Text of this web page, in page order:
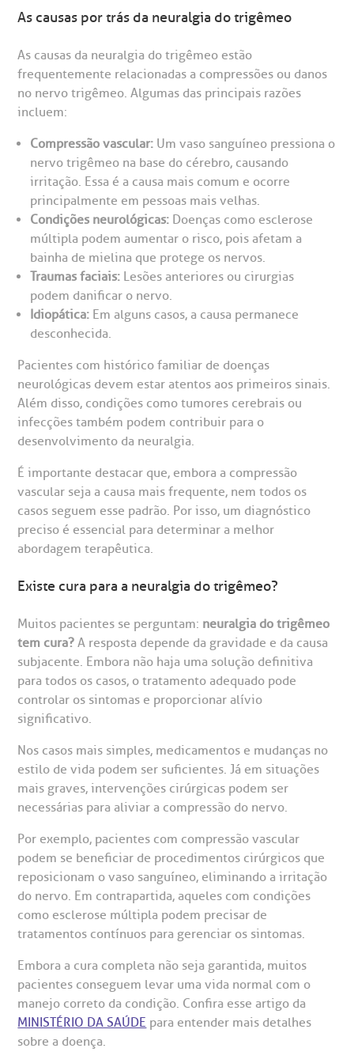
Endereço:
R. Colômbia, 332
CEP: 01438-000 | Jardim Paulista
São Paulo - SP
As causas por trás da neuralgia do trigêmeo
As causas da neuralgia do trigêmeo estão
frequentemente relacionadas a compressões ou danos
no nervo trigêmeo. Algumas das principais razões
incluem:
Compressão vascular: Um vaso sanguíneo pressiona o
nervo trigêmeo na base do cérebro, causando
irritação. Essa é a causa mais comum e ocorre
principalmente em pessoas mais velhas.
Condições neurológicas: Doenças como esclerose
múltipla podem aumentar o risco, pois afetam a
bainha de mielina que protege os nervos.
Traumas faciais: Lesões anteriores ou cirurgias
podem danificar o nervo.
Idiopática: Em alguns casos, a causa permanece
desconhecida.
Pacientes com histórico familiar de doenças
neurológicas devem estar atentos aos primeiros sinais.
Além disso, condições como tumores cerebrais ou
infecções também podem contribuir para o
desenvolvimento da neuralgia.
É importante destacar que, embora a compressão
vascular seja a causa mais frequente, nem todos os
casos seguem esse padrão. Por isso, um diagnóstico
preciso é essencial para determinar a melhor
abordagem terapêutica.
Existe cura para a neuralgia do trigêmeo?
Muitos pacientes se perguntam: neuralgia do trigêmeo
tem cura? A resposta depende da gravidade e da causa
subjacente. Embora não haja uma solução definitiva
para todos os casos, o tratamento adequado pode
controlar os sintomas e proporcionar alívio
significativo.
Nos casos mais simples, medicamentos e mudanças no
estilo de vida podem ser suficientes. Já em situações
mais graves, intervenções cirúrgicas podem ser
necessárias para aliviar a compressão do nervo.
Por exemplo, pacientes com compressão vascular
podem se beneficiar de procedimentos cirúrgicos que
reposicionam o vaso sanguíneo, eliminando a irritação
do nervo. Em contrapartida, aqueles com condições
como esclerose múltipla podem precisar de
tratamentos contínuos para gerenciar os sintomas.
Embora a cura completa não seja garantida, muitos
pacientes conseguem levar uma vida normal com o
manejo correto da condição. Confira esse artigo da
MINISTÉRIO DA SAÚDE para entender mais detalhes
sobre a doença.